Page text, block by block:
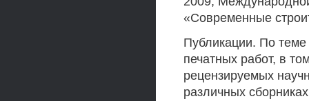
«Современные
Публикации. По
печатных работ, в
рецензируемых
различных